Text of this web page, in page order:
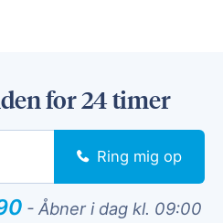
for 24 timer
Ring mig op
- Åbner i dag kl. 09:00